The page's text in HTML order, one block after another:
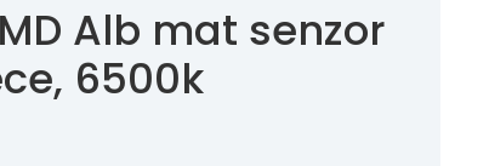
Alb mat senzor
6500k